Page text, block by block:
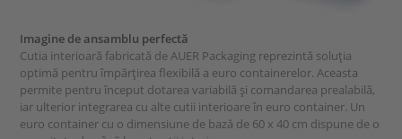
Imagine de ansamblu perfectă
Cutia interioară fabricată de AUER Packaging reprezintă soluţia
optimă pentru împărţirea flexibilă a euro containerelor. Aceasta
permite pentru început dotarea variabilă şi comandarea prealabilă,
iar ulterior integrarea cu alte cutii interioare în euro container. Un
euro container cu o dimensiune de bază de 60 x 40 cm dispune de o